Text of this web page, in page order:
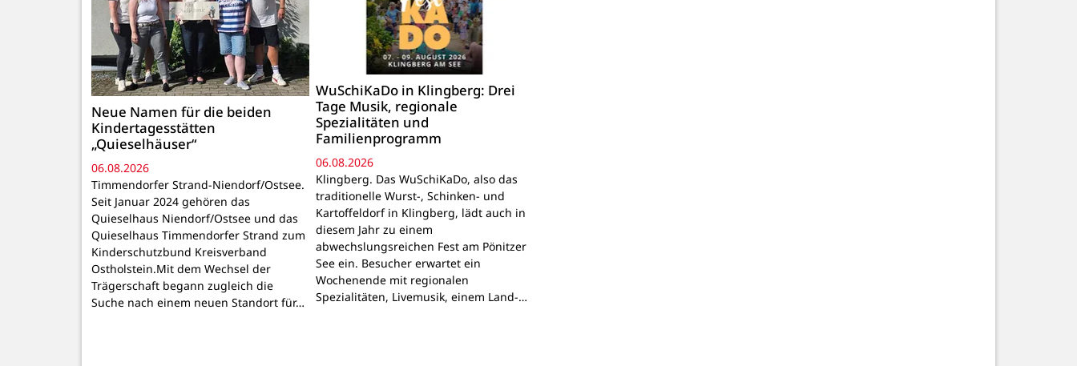
Neue Namen für die beiden
Kindertagesstätten
„Quieselhäuser“
06.08.2026
Timmendorfer Strand-Niendorf/Ostsee.
Seit Januar 2024 gehören das
Quieselhaus Niendorf/Ostsee und das
Quieselhaus Timmendorfer Strand zum
Kinderschutzbund Kreisverband
Ostholstein.Mit dem Wechsel der
Trägerschaft begann zugleich die
Suche nach einem neuen Standort für…
WuSchiKaDo in Klingberg: Drei
Tage Musik, regionale
Spezialitäten und
Familienprogramm
06.08.2026
Klingberg. Das WuSchiKaDo, also das
traditionelle Wurst-, Schinken- und
Kartoffeldorf in Klingberg, lädt auch in
diesem Jahr zu einem
abwechslungsreichen Fest am Pönitzer
See ein. Besucher erwartet ein
Wochenende mit regionalen
Spezialitäten, Livemusik, einem Land-…